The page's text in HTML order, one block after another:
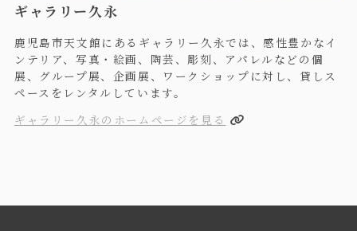
ギャラリー久永
鹿児島市天文館にあるギャラリー久永では、感性豊かなイ
ンテリア、写真・絵画、陶芸、彫刻、アパレルなどの個
展、グループ展、企画展、ワークショップに対し、貸しス
ペースをレンタルしています。
ギャラリー久永のホームページを見る